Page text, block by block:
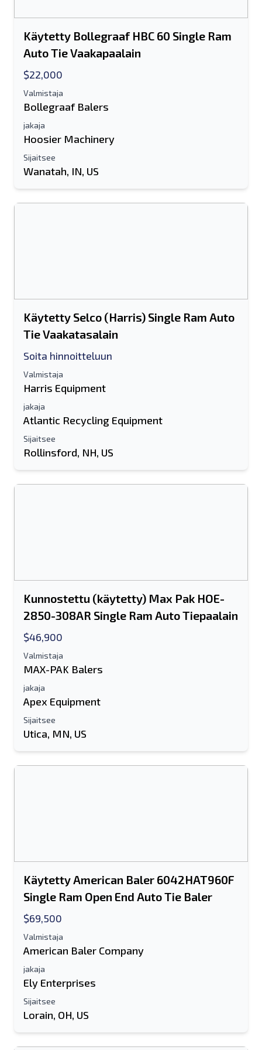
Käytetty Bollegraaf HBC 60 Single Ram
Auto Tie Vaakapaalain
$22,000
Valmistaja
Bollegraaf Balers
jakaja
Hoosier Machinery
Sijaitsee
Wanatah, IN, US
Käytetty Selco (Harris) Single Ram Auto
Tie Vaakatasalain
Soita hinnoitteluun
Valmistaja
Harris Equipment
jakaja
Atlantic Recycling Equipment
Sijaitsee
Rollinsford, NH, US
Kunnostettu (käytetty) Max Pak HOE-
2850-308AR Single Ram Auto Tiepaalain
$46,900
Valmistaja
MAX-PAK Balers
jakaja
Apex Equipment
Sijaitsee
Utica, MN, US
Käytetty American Baler 6042HAT960F
Single Ram Open End Auto Tie Baler
$69,500
Valmistaja
American Baler Company
jakaja
Ely Enterprises
Sijaitsee
Lorain, OH, US